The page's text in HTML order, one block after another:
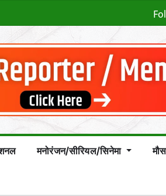
मनोरंजन/सीरियल/सिनेमा